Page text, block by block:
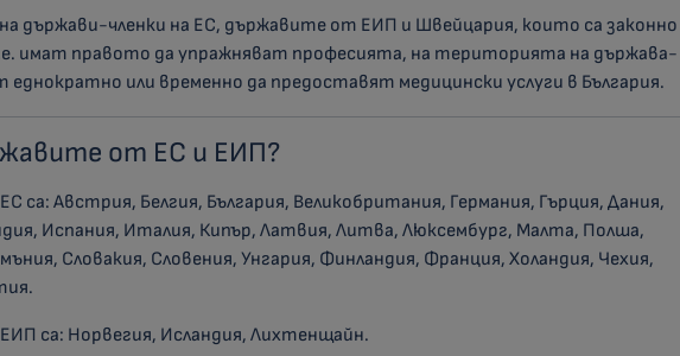
държави-членки на ЕС, държавите от ЕИП и Швейцария, които са законно
имат правото да упражняват професията, на територията на държава-
еднократно или временно да предоставят медицински услуги в България.
от ЕС и ЕИП?
са: Австрия, Белгия, България, Великобритания, Германия, Гърция, Дания,
Испания, Италия, Кипър, Латвия, Литва, Люксембург, Малта, Полша,
Словакия, Словения, Унгария, Финландия, Франция, Холандия, Чехия,
са: Норвегия, Исландия, Лихтенщайн.